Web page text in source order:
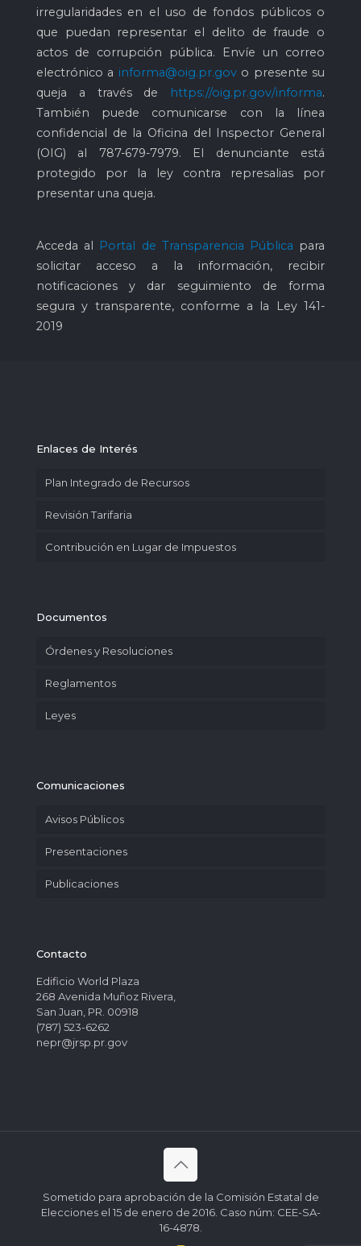
irregularidades en el uso de fondos públicos o
que puedan representar el delito de fraude o
actos de corrupción pública. Envíe un correo
electrónico a informa@oig.pr.govo presente su
queja a través de
https://oig.pr.gov/informa.
También puede comunicarse con la línea
confidencial de la Oficina del Inspector General
(OIG) al 787-679-7979. El denunciante está
protegido por la ley contra represalias por
presentar una queja.
Acceda al Portal de Transparencia Pública para
solicitar acceso a la información, recibir
notificaciones y dar seguimiento de forma
segura y transparente, conforme a la Ley 141-
2019
Enlaces de Interés
Plan Integrado de Recursos
Revisión Tarifaria
Contribución en Lugar de Impuestos
Documentos
Órdenes y Resoluciones
Reglamentos
Leyes
Comunicaciones
Avisos Públicos
Presentaciones
Publicaciones
Contacto
Edificio World Plaza
268 Avenida Muñoz Rivera,
San Juan, PR. 00918
(787) 523-6262
nepr@jrsp.pr.gov
Sometido para aprobación de la Comisión Estatal de
Elecciones el 15 de enero de 2016. Caso núm: CEE-SA-
16-4878.